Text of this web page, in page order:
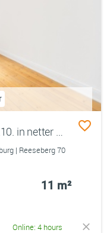
| Reeseberg 70
11 m²
Online: 4 hours